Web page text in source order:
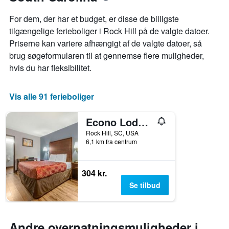
har
x-
akse,
der
viser
ugedagene.
Diagrammet
y-
akse,
viser
den
gennemsnitlige
pris
for
et
værelse
For dem, der har et budget, er disse de billigste
tilgængelige ferieboliger i Rock Hill på de valgte datoer.
Priserne kan variere afhængigt af de valgte datoer, så
brug søgeformularen til at gennemse flere muligheder,
hvis du har fleksibilitet.
Vis alle 91 ferieboliger
Econo Lodge Rock Hill Northeast
Rock Hill, SC, USA
6,1 km fra centrum
304 kr.
Se tilbud